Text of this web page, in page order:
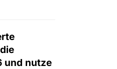
und nutze